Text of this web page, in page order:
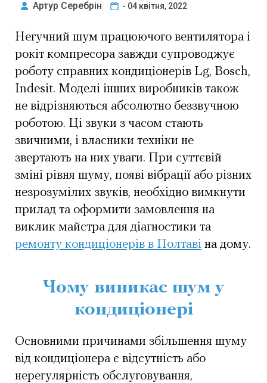
Артур Серебрін - 04 квітня, 2022
Негучний шум працюючого вентилятора і
рокіт компресора завжди супроводжує
роботу справних кондиціонерів Lg, Bosch,
Indesit. Моделі інших виробників також
не відрізняються абсолютно беззвучною
роботою. Ці звуки з часом стають
звичними, і власники техніки не
звертають на них уваги. При суттєвій
зміні рівня шуму, появі вібрації або різних
незрозумілих звуків, необхідно вимкнути
прилад та оформити замовлення на
виклик майстра для діагностики та
ремонту кондиціонерів в Полтаві на дому.
Чому виникає шум у
кондиціонері
Основними причинами збільшення шуму
від кондиціонера є відсутність або
нерегулярність обслуговування,